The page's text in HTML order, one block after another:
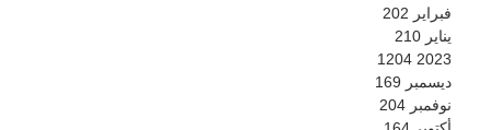
فبراير 202
يناير 210
2023
1204
ديسمبر 169
نوفمبر 204